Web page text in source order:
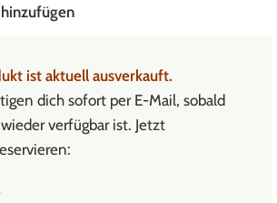
ist aktuell ausverkauft.
dich sofort per E-Mail, sobald
verfügbar ist. Jetzt